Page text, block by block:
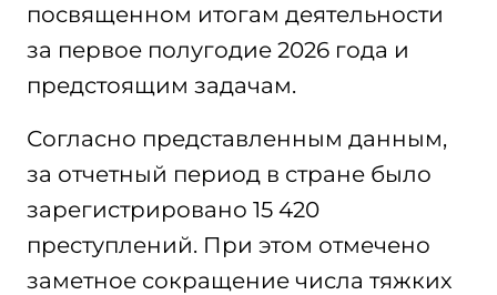
посвященном итогам деятельности
за первое полугодие 2026 года и
предстоящим задачам.
Согласно представленным данным,
за отчетный период в стране было
зарегистрировано 15 420
преступлений. При этом отмечено
заметное сокращение числа тяжких